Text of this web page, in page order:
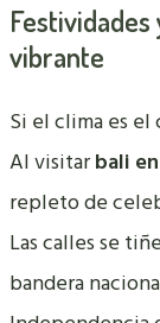
vibrante
Si el clima es el
Al visitarbali
repleto de
Las calles se
bandera